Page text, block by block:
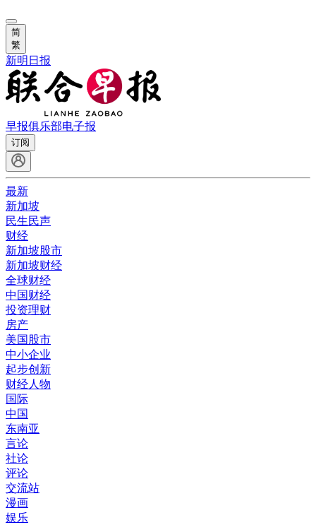
简
繁
新明日报
早报俱乐部电子报
订阅
最新
新加坡
民生民声
财经
新加坡股市
新加坡财经
全球财经
中国财经
投资理财
房产
美国股市
中小企业
起步创新
财经人物
国际
中国
东南亚
言论
社论
评论
交流站
漫画
娱乐